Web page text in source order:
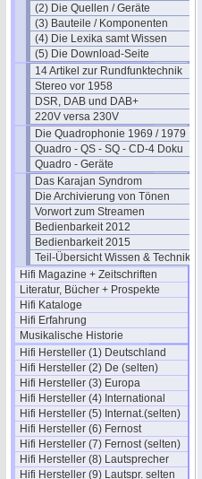
(2) Die Quellen / Geräte
(3) Bauteile / Komponenten
(4) Die Lexika samt Wissen
(5) Die Download-Seite
14 Artikel zur Rundfunktechnik
Stereo vor 1958
DSR, DAB und DAB+
220V versa 230V
Die Quadrophonie 1969 / 1979
Quadro - QS - SQ - CD-4 Doku
Quadro - Geräte
Das Karajan Syndrom
Die Archivierung von Tönen
Vorwort zum Streamen
Bedienbarkeit 2012
Bedienbarkeit 2015
Teil-Übersicht Wissen & Technik
Hifi Magazine + Zeitschriften
Literatur, Bücher + Prospekte
Hifi Kataloge
Hifi Erfahrung
Musikalische Historie
Hifi Hersteller (1) Deutschland
Hifi Hersteller (2) De (selten)
Hifi Hersteller (3) Europa
Hifi Hersteller (4) International
Hifi Hersteller (5) Internat.(selten)
Hifi Hersteller (6) Fernost
Hifi Hersteller (7) Fernost (selten)
Hifi Hersteller (8) Lautsprecher
Hifi Hersteller (9) Lautspr. selten